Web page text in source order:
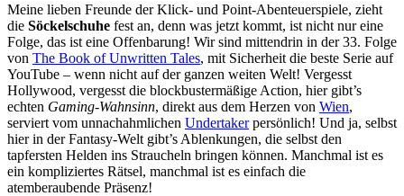
Meine lieben Freunde der Klick- und Point-Abenteuerspiele, zieht
die Söckelschuhe fest an, denn was jetzt kommt, ist nicht nur eine
Folge, das ist eine Offenbarung! Wir sind mittendrin in der 33. Folge
von The Book of Unwritten Tales, mit Sicherheit die beste Serie auf
YouTube – wenn nicht auf der ganzen weiten Welt! Vergesst
Hollywood, vergesst die blockbustermäßige Action, hier gibt’s
echten Gaming-Wahnsinn, direkt aus dem Herzen von Wien,
serviert vom unnachahmlichen Undertakerpersönlich! Und ja, selbst
hier in der Fantasy-Welt gibt’s Ablenkungen, die selbst den
tapfersten Helden ins Straucheln bringen können. Manchmal ist es
ein kompliziertes Rätsel, manchmal ist es einfach die
atemberaubende Präsenz!